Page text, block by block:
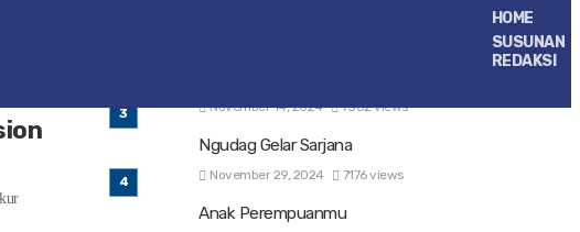
November 14, 2024 7302 views
Ngudag Gelar Sarjana
November 29, 2024 7176 views
Anak Perempuanmu
HOME
SUSUNAN
REDAKSI